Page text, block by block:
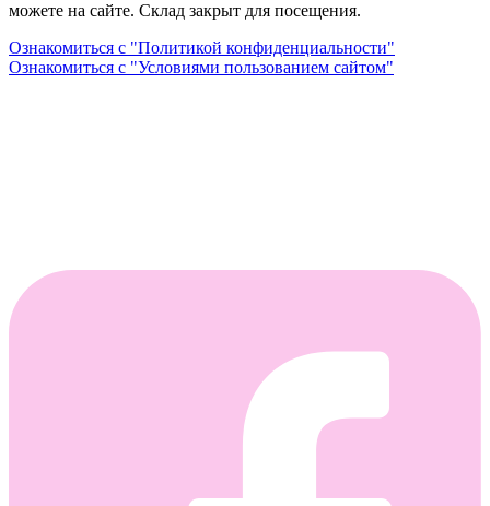
можете на сайте. Склад закрыт для посещения.
Ознакомиться с "Политикой конфиденциальности"
Ознакомиться с "Условиями пользованием сайтом"